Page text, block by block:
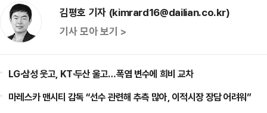
김평호 기자 (kimrard16@dailian.co.kr)
기사 모아 보기 >
LG·삼성 웃고, KT·두산 울고…폭염 변수에 희비 교차
마레스카 맨시티 감독 “선수 관련해 추측 많아, 이적시장 장담 어려워”